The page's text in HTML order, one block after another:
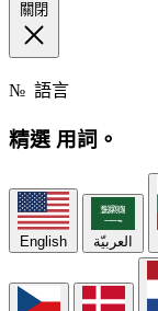
關閉
№ 語言
精選 用詞。
English العربيّة